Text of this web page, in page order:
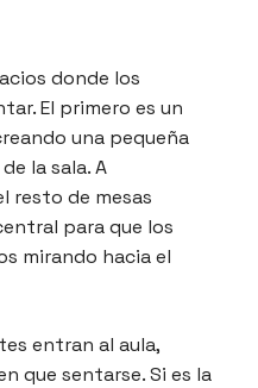
donde los
El primero es un
una pequeña
la sala. A
resto de mesas
para que los
mirando hacia el
entran al aula,
que sentarse. Si es la